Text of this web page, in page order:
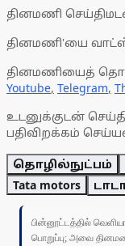
தினமணி
தினமணி'யை
தினமணியைத்
Youtube, Telegram,
உடனுக்குடன்
பதிவிறக்கம்
தொழில்நுட்பம்
Tata motors
பின்னூட்டத்தில்
பொறுப்பு; அவை